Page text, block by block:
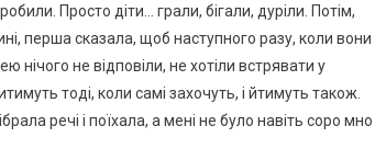
Просто діти… грали, бігали, дуріли. Потім,
перша сказала, щоб наступного разу, коли вони
нічого не відповіли, не хотіли встрявати у
тоді, коли самі захочуть, і йтимуть також.
речі і поїхала, а мені не було навіть соро мно